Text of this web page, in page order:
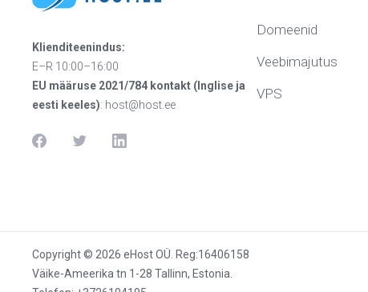
Klienditeenindus:
E–R 10:00–16:00
EU määruse 2021/784 kontakt (Inglise ja
eesti keeles): host@host.ee
Domeenid
Veebimajutus
VPS
Copyright © 2026 eHost OÜ. Reg:16406158
Väike-Ameerika tn 1-28 Tallinn, Estonia.